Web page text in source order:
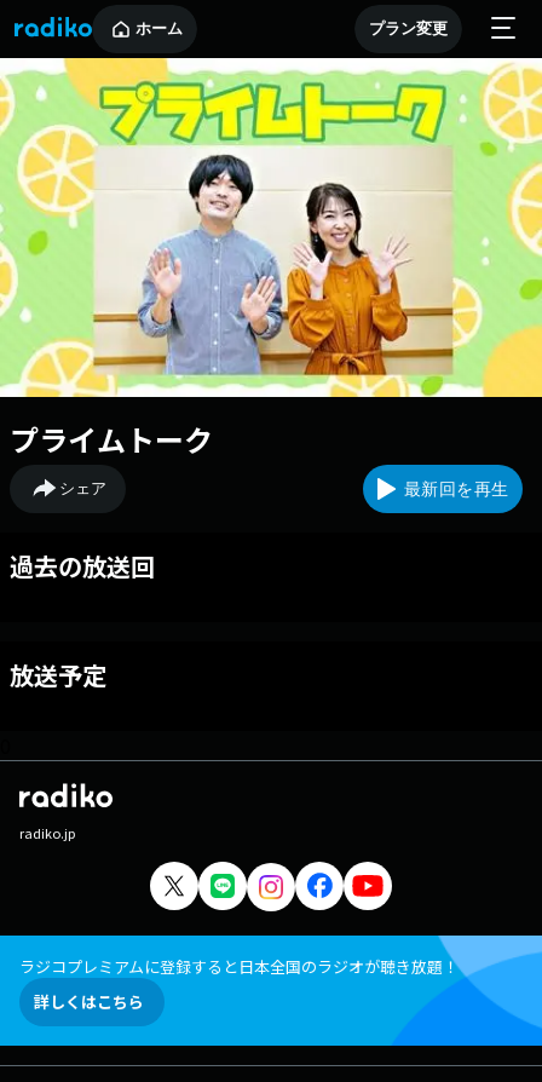
ホーム プラン変更
プライムトーク
シェア 最新回を再生
過去の放送回
放送予定
radiko.jp
ラジコプレミアムに登録すると日本全国のラジオが聴き放題！
詳しくはこちら